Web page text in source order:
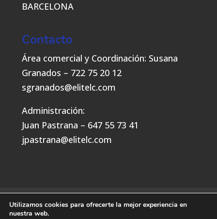
BARCELONA
Contacto
Área comercial y Coordinación: Susana
Granados – 722 75 20 12
sgranados@elitelc.com
Administración:
Juan Pastrana – 647 55 73 41
jpastrana@elitelc.com
Política de privacidad y cookies
Utilizamos cookies para ofrecerte la mejor experiencia en
nuestra web.